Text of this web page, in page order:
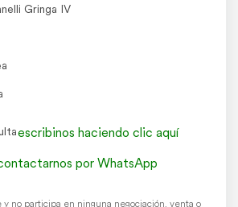
Gringa IV
escribinos haciendo clic aquí
por WhatsApp
y no participa en ninguna negociación, venta o